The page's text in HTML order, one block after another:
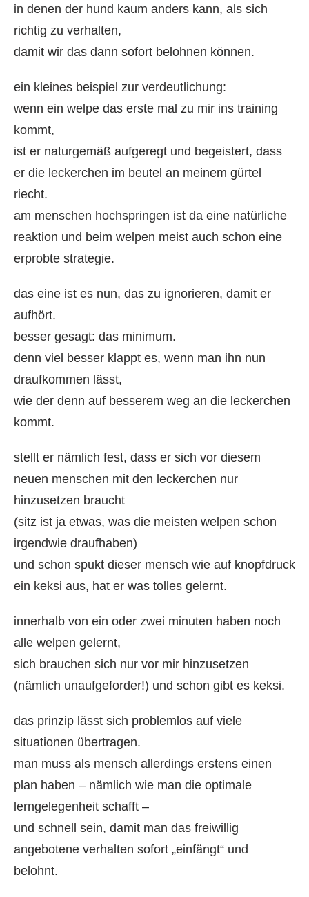
in denen der hund kaum anders kann, als sich
richtig zu verhalten,
damit wir das dann sofort belohnen können.
ein kleines beispiel zur verdeutlichung:
wenn ein welpe das erste mal zu mir ins training
kommt,
ist er naturgemäß aufgeregt und begeistert, dass
er die leckerchen im beutel an meinem gürtel
riecht.
am menschen hochspringen ist da eine natürliche
reaktion und beim welpen meist auch schon eine
erprobte strategie.
das eine ist es nun, das zu ignorieren, damit er
aufhört.
besser gesagt: das minimum.
denn viel besser klappt es, wenn man ihn nun
draufkommen lässt,
wie der denn auf besserem weg an die leckerchen
kommt.
stellt er nämlich fest, dass er sich vor diesem
neuen menschen mit den leckerchen nur
hinzusetzen braucht
(sitz ist ja etwas, was die meisten welpen schon
irgendwie draufhaben)
und schon spukt dieser mensch wie auf knopfdruck
ein keksi aus, hat er was tolles gelernt.
innerhalb von ein oder zwei minuten haben noch
alle welpen gelernt,
sich brauchen sich nur vor mir hinzusetzen
(nämlich unaufgeforder!) und schon gibt es keksi.
das prinzip lässt sich problemlos auf viele
situationen übertragen.
man muss als mensch allerdings erstens einen
plan haben – nämlich wie man die optimale
lerngelegenheit schafft –
und schnell sein, damit man das freiwillig
angebotene verhalten sofort „einfängt“ und
belohnt.